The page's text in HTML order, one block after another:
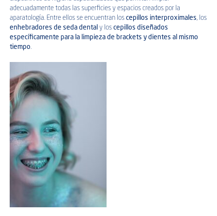
adecuadamente todas las superficies y espacios creados por la
aparatología. Entre ellos se encuentran los cepillos interproximales, los
enhebradores de seda dental y los cepillos diseñados
específicamente para la limpieza de brackets y dientes al mismo
tiempo.